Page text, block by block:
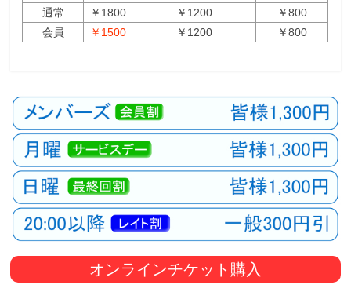
通常
￥1800 ￥1200
￥800
会員
￥1500 ￥1200 ￥800
オンラインチケット購入